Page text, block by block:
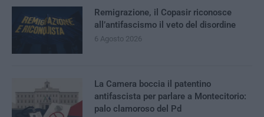
Remigrazione, il Copasir riconosce
all’antifascismo il veto del disordine
6 Agosto 2026
La Camera boccia il patentino
antifascista per parlare a Montecitorio:
palo clamoroso del Pd